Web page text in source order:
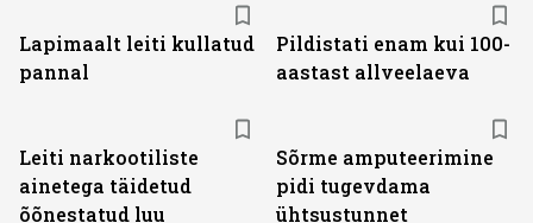
Lapimaalt leiti kullatud
pannal
Pildistati enam kui 100-
aastast allveelaeva
Leiti narkootiliste
ainetega täidetud
õõnestatud luu
Sõrme amputeerimine
pidi tugevdama
ühtsustunnet